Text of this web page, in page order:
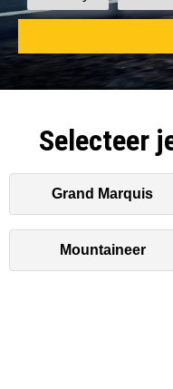
Selecteer
Grand Marquis
Mountaineer